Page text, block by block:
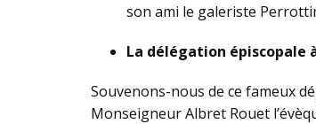
son ami le galeriste
La délégation épiscopale
Souvenons-nous de ce fameux
Monseigneur Albret Rouet